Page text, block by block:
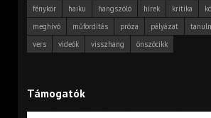
fénykör
haiku hangszóló hírek kritika
meghívó
műfordítás próza pályázat
vers
videók visszhang önszócikk
Támogatók